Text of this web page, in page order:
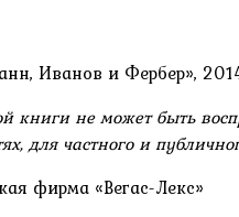
Иванов и Фербер»,
книги не может быть
для частного и
фирма «Вегас-Лекс»